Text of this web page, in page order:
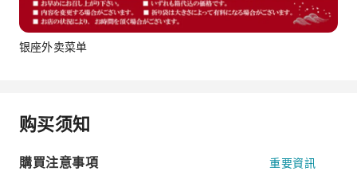
银座外卖菜单
购买须知
購買注意事項 重要資訊